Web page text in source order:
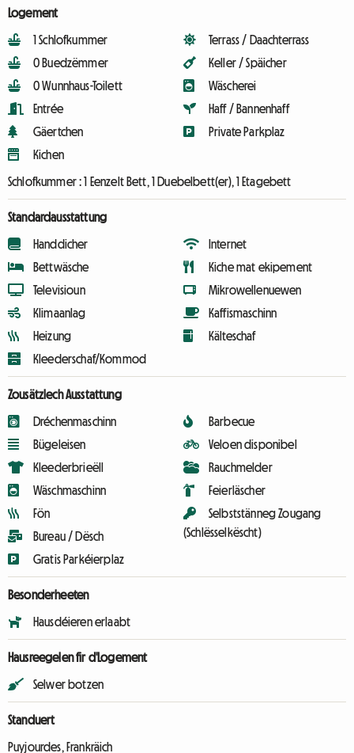
Logement
1 Schlofkummer
0 Buedzëmmer
0 Wunnhaus-Toilett
Entrée
Gäertchen
Kichen
Terrass / Daachterrass
Keller / Späicher
Wäscherei
Haff / Bannenhaff
Private Parkplaz
Schlofkummer :1 Eenzelt Bett, 1 Duebelbett(er), 1 Etagebett
Standardausstattung
Handdicher
Bettwäsche
Televisioun
Klimaanlag
Heizung
Kleederschaf/Kommod
Internet
Kiche mat ekipement
Mikrowellenuewen
Kaffismaschinn
Kälteschaf
Zousätzlech Ausstattung
Dréchenmaschinn
Bügeleisen
Kleederbrieëll
Wäschmaschinn
Fön
Bureau / Dësch
Gratis Parkéierplaz
Barbecue
Veloen disponibel
Rauchmelder
Feierläscher
Selbststänneg Zougang
(Schlësselkëscht)
Besonderheeten
Hausdéieren erlaabt
Hausreegelen fir d'Logement
Selwer botzen
Standuert
Puyjourdes, Frankräich